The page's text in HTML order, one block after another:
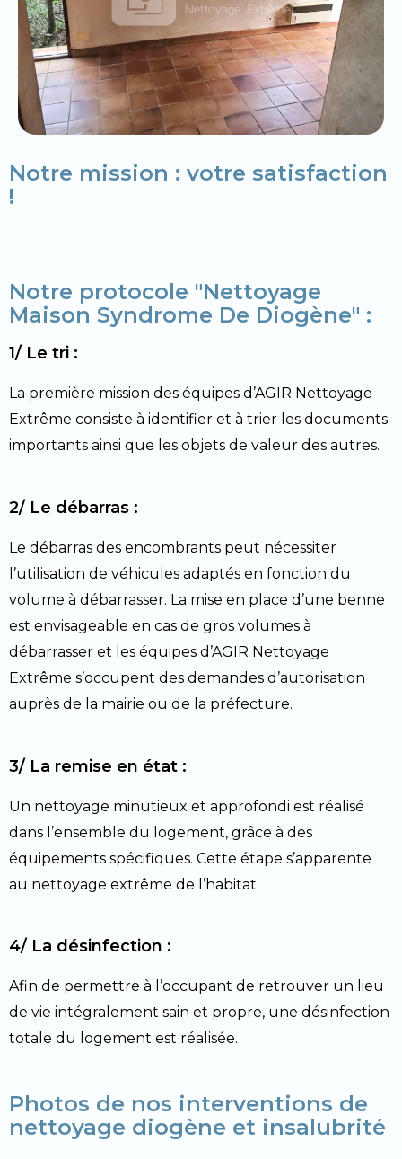
Notre mission : votre satisfaction
!
Notre protocole "Nettoyage
Maison Syndrome De Diogène" :
1/ Le tri :
La première mission des équipes d’AGIR Nettoyage
Extrême consiste à identifier et à trier les documents
importants ainsi que les objets de valeur des autres.
2/ Le débarras :
Le débarras des encombrants peut nécessiter
l’utilisation de véhicules adaptés en fonction du
volume à débarrasser. La mise en place d’une benne
est envisageable en cas de gros volumes à
débarrasser et les équipes d’AGIR Nettoyage
Extrême s’occupent des demandes d’autorisation
auprès de la mairie ou de la préfecture.
3/ La remise en état :
Un nettoyage minutieux et approfondi est réalisé
dans l’ensemble du logement, grâce à des
équipements spécifiques. Cette étape s’apparente
au nettoyage extrême de l’habitat.
4/ La désinfection :
Afin de permettre à l’occupant de retrouver un lieu
de vie intégralement sain et propre, une désinfection
totale du logement est réalisée.
Photos de nos interventions de
nettoyage diogène et insalubrité